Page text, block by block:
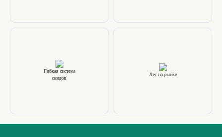
Гибкая система
скидок
Лет на рынке